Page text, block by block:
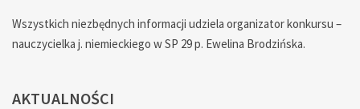
Wszystkich niezbędnych informacji udziela organizator konkursu –
nauczycielka j. niemieckiego w SP 29 p. Ewelina Brodzińska.
AKTUALNOŚCI